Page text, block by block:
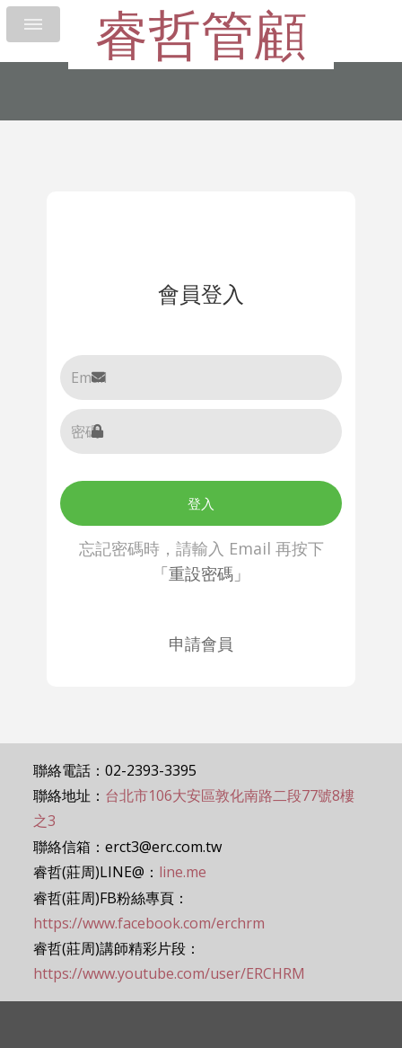
睿哲管顧
會員登入
登入
忘記密碼時，請輸入 Email 再按下
「重設密碼」
申請會員
聯絡電話：02-2393-3395
聯絡地址： 台北市106大安區敦化南路二段77號8樓
之3
聯絡信箱：erct3@erc.com.tw
睿哲(莊周)LINE@： line.me
睿哲(莊周)FB粉絲專頁：
https://www.facebook.com/erchrm
睿哲(莊周)講師精彩片段：
https://www.youtube.com/user/ERCHRM